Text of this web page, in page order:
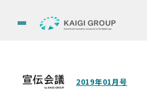
2019年01月号